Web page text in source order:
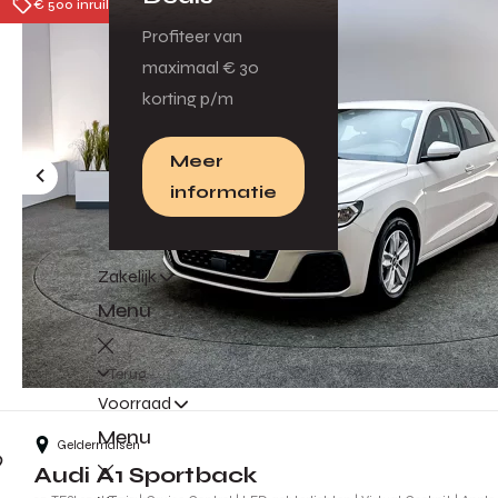
Profiteer van
maximaal € 30
korting p/m
Meer
informatie
Zakelijk
Menu
Terug
Voorraad
Menu
€ 500 inruilpremie
Geldermalsen
Audi A1 Sportback